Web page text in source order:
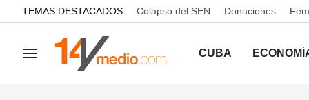
common.go-to-content
TEMAS DESTACADOS Colapso del SEN Donaciones
Navegación CUBA